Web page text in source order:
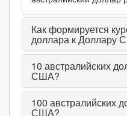
Как формируется
доллара к Доллару
10 австралийских
США?
100 австралийских
США?